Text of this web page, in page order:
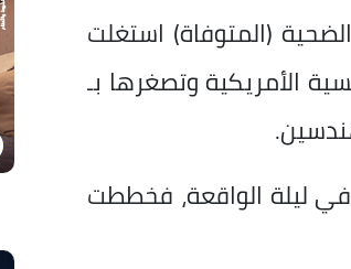
(المتوفاة) استغلت
الأمريكية وتصغرها بـ
ليلة الواقعة، فخططت